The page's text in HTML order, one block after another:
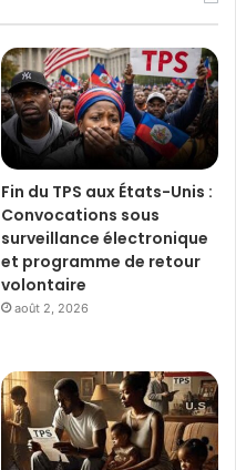
Fin du TPS aux États-Unis :
Convocations sous
surveillance électronique
et programme de retour
volontaire
août 2, 2026